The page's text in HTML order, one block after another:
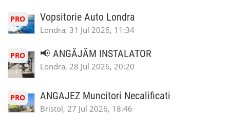
PRO Vopsitorie Auto Londra
Londra, 31 Jul 2026, 11:34
PRO 📢 ANGĂJĂM INSTALATOR
Londra, 28 Jul 2026, 20:20
PRO ANGAJEZ Muncitori Necalificati
Bristol, 27 Jul 2026, 18:46